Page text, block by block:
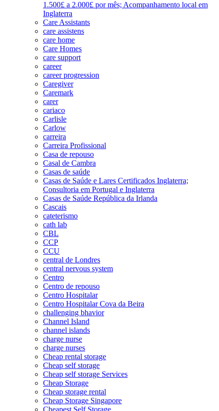
1.500£ a 2.000£ por mês; Acompanhamento local em
Inglaterra
Care Assistants
care assistens
care home
Care Homes
care support
career
career progression
Caregiver
Caremark
carer
cariaco
Carlisle
Carlow
carreira
Carreira Profissional
Casa de repouso
Casal de Cambra
Casas de saúde
Casas de Saúde e Lares Certificados Inglaterra;
Consultoria em Portugal e Inglaterra
Casas de Saúde República da Irlanda
Cascais
cateterismo
cath lab
CBL
CCP
CCU
central de Londres
central nervous system
Centro
Centro de repouso
Centro Hospitalar
Centro Hospitalar Cova da Beira
challenging bhavior
Channel Island
channel islands
charge nurse
charge nurses
Cheap rental storage
Cheap self storage
Cheap self storage Services
Cheap Storage
Cheap storage rental
Cheap Storage Singapore
Cheapest Self Storage